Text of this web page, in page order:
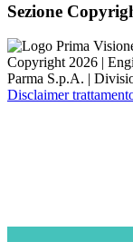
Sezione
Copyright 2026 |
Parma S.p.A. |
Disclaimer